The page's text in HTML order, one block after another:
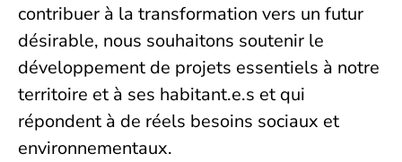
contribuer à la transformation vers un futur
désirable, nous souhaitons soutenir le
développement de projets essentiels à notre
territoire et à ses habitant.e.s et qui
répondent à de réels besoins sociaux et
environnementaux.